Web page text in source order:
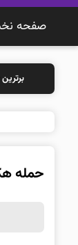
صفحه
حمله